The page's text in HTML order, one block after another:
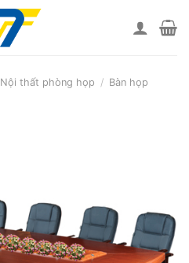
Nội thất phòng họp / Bàn họp